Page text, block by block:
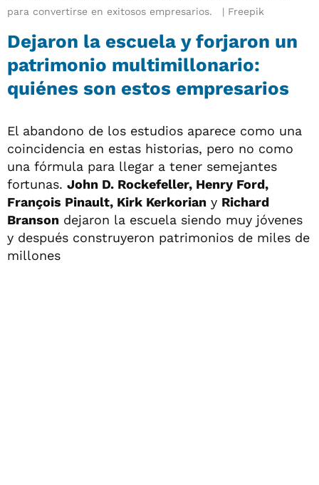
para convertirse en exitosos empresarios.
Freepik
Dejaron la escuela y forjaron un
patrimonio multimillonario:
quiénes son estos empresarios
El abandono de los estudios aparece como una
coincidencia en estas historias, pero no como
una fórmula para llegar a tener semejantes
fortunas. John D. Rockefeller, Henry Ford,
François Pinault, Kirk Kerkorian y Richard
Branson dejaron la escuela siendo muy jóvenes
y después construyeron patrimonios de miles de
millones